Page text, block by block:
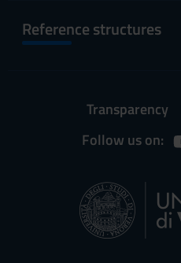
Reference structures
Transparency
Follow us on: